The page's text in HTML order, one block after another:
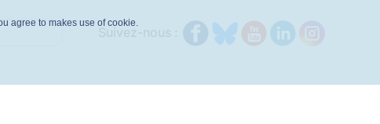
agree to makes use of cookie.